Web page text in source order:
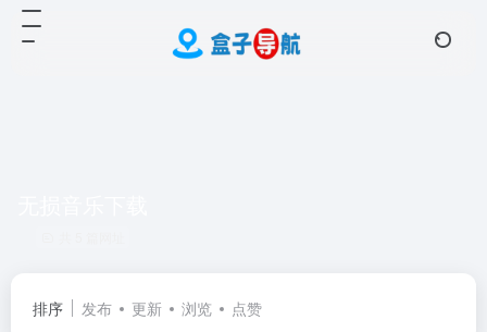
排序 发布 更新 浏览 点赞